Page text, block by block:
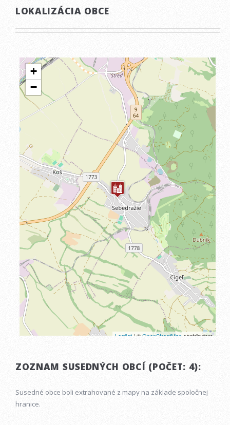
LOKALIZÁCIA OBCE
ZOZNAM SUSEDNÝCH OBCÍ (POČET: 4):
Susedné obce boli extrahované z mapy na základe spoločnej
hranice.